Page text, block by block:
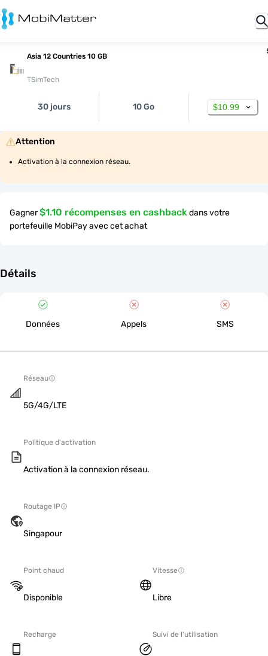
Asia 12 Countries 10 GB
TSimTech
30 jours 10 Go $10.99
Attention
Activation à la connexion réseau.
Gagner$1.10 récompenses en cashbackdans votre
portefeuille MobiPay avec cet achat
Détails
Données Appels SMS
Réseau
5G/4G/LTE
Politique d'activation
Activation à la connexion réseau.
Routage IP
Singapour
Point chaud
Disponible
Vitesse
Libre
Recharge Suivi de l'utilisation